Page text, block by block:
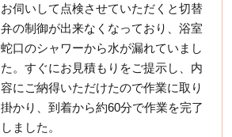
お伺いして点検させていただくと切替
弁の制御が出来なくなっており、浴室
蛇口のシャワーから水が漏れていまし
た。すぐにお見積もりをご提示し、内
容にご納得いただけたので作業に取り
掛かり、到着から約60分で作業を完了
しました。